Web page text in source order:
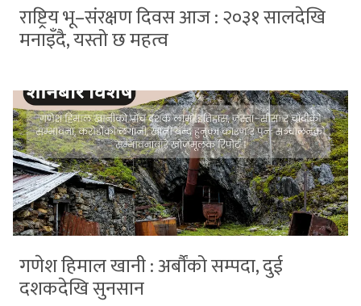
राष्ट्रिय भू–संरक्षण दिवस आज : २०३१ सालदेखि
मनाइँदै, यस्तो छ महत्व
गणेश हिमाल खानी : अर्बौंको सम्पदा, दुई
दशकदेखि सुनसान